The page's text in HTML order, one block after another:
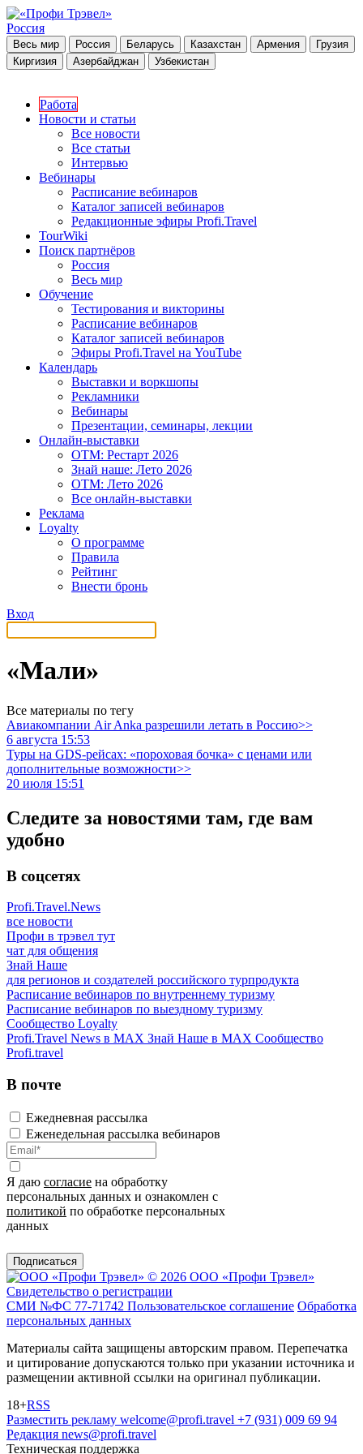
Россия
Весь мир Россия Беларусь Казахстан Армения
Грузия
Киргизия
Азербайджан Узбекистан
Работа
Новости и статьи
Все новости
Все статьи
Интервью
Вебинары
Расписание вебинаров
Каталог записей вебинаров
Редакционные эфиры Profi.Travel
TourWiki
Поиск партнёров
Россия
Весь мир
Обучение
Тестирования и викторины
Расписание вебинаров
Каталог записей вебинаров
Эфиры Profi.Travel на YouTube
Календарь
Выставки и воркшопы
Рекламники
Вебинары
Презентации, семинары, лекции
Онлайн-выставки
OTM: Рестарт 2026
Знай наше: Лето 2026
OTM: Лето 2026
Все онлайн-выставки
Реклама
Loyalty
О программе
Правила
Рейтинг
Внести бронь
Вход
«Мали»
Все материалы по тегу
Авиакомпании Air Anka разрешили летать в Россию>>
6 августа 15:53
Туры на GDS-рейсах: «пороховая бочка» с ценами или
дополнительные возможности>>
20 июля 15:51
Следите за новостями там, где вам
удобно
В соцсетях
Profi.Travel.News
все новости
Профи в трэвел тут
чат для общения
Знай Наше
для регионов и создателей российского турпродукта
Расписание вебинаров по внутреннему туризму
Расписание вебинаров по выездному туризму
Сообщество Loyalty
Profi.Travel News в MAX Знай Наше в MAX Сообщество
Profi.travel
В почте
Ежедневная рассылка
Еженедельная рассылка вебинаров
Я даю согласие на обработку
персональных данных и ознакомлен с
политикой по обработке персональных
данных
Подписаться
© 2026 ООО «Профи Трэвeл»
Свидетельство о регистрации
СМИ №ФС 77-71742 Пользовательское соглашение Обработка
персональных данных
Материалы сайта защищены авторским правом. Перепечатка
и цитирование допускаются только при указании источника и
размещении активной ссылки на оригинал публикации.
18+RSS
Разместить рекламу welcome@profi.travel +7 (931) 009 69 94
Редакция news@profi.travel
Техническая поддержка